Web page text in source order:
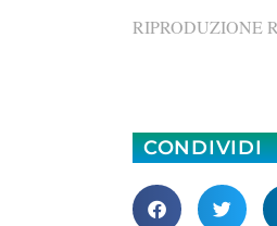
RIPRODUZIONE
CONDIVIDI